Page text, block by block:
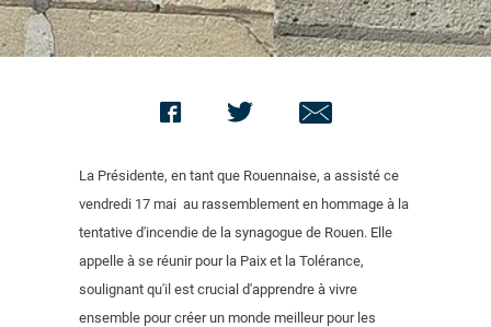
La Présidente, en tant que Rouennaise, a assisté ce
vendredi 17 mai au rassemblement en hommage à la
tentative d'incendie de la synagogue de Rouen. Elle
appelle à se réunir pour la Paix et la Tolérance,
soulignant qu'il est crucial d'apprendre à vivre
ensemble pour créer un monde meilleur pour les